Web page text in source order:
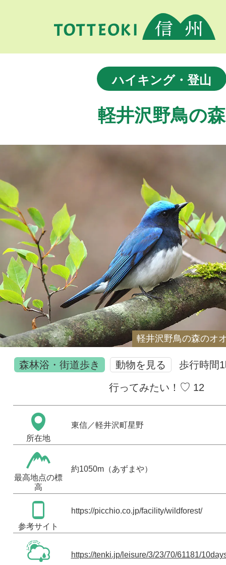
ハイキング・登山
軽井沢野鳥の森
軽井沢野鳥の森のオ
森林浴・街道歩き 動物を見る 歩行時間
行ってみたい！ ♡ 12
所在地
東信／軽井沢町星野
最高地点の標
高
約1050m（あずまや）
参考サイト
https://picchio.co.jp/facility/wildforest/
https://tenki.jp/leisure/3/23/70/61181/